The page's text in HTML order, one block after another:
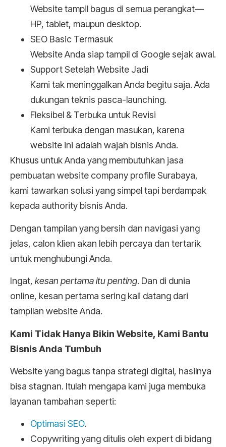
Website tampil bagus di semua perangkat—
HP, tablet, maupun desktop.
SEO Basic Termasuk
Website Anda siap tampil di Google sejak awal.
Support Setelah Website Jadi
Kami tak meninggalkan Anda begitu saja. Ada
dukungan teknis pasca-launching.
Fleksibel & Terbuka untuk Revisi
Kami terbuka dengan masukan, karena
website ini adalah wajah bisnis Anda.
Khusus untuk Anda yang membutuhkan jasa
pembuatan website company profile Surabaya,
kami tawarkan solusi yang simpel tapi berdampak
kepada authority bisnis Anda.
Dengan tampilan yang bersih dan navigasi yang
jelas, calon klien akan lebih percaya dan tertarik
untuk menghubungi Anda.
Ingat, kesan pertama itu penting. Dan di dunia
online, kesan pertama sering kali datang dari
tampilan website Anda.
Kami Tidak Hanya Bikin Website, Kami Bantu
Bisnis Anda Tumbuh
Website yang bagus tanpa strategi digital, hasilnya
bisa stagnan. Itulah mengapa kami juga membuka
layanan tambahan seperti:
Optimasi SEO.
Copywriting yang ditulis oleh expert di bidang